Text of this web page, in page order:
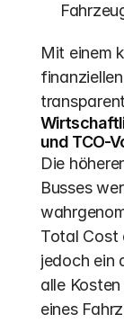
Mit einem
und TCO-
Die
Busses
Total Cost
jedoch ein
alle
eines